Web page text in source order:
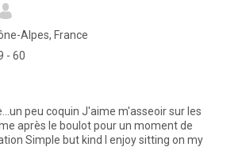
Alpes, France
- 60
peu coquin J'aime m'asseoir sur les
après le boulot pour un moment de
on my